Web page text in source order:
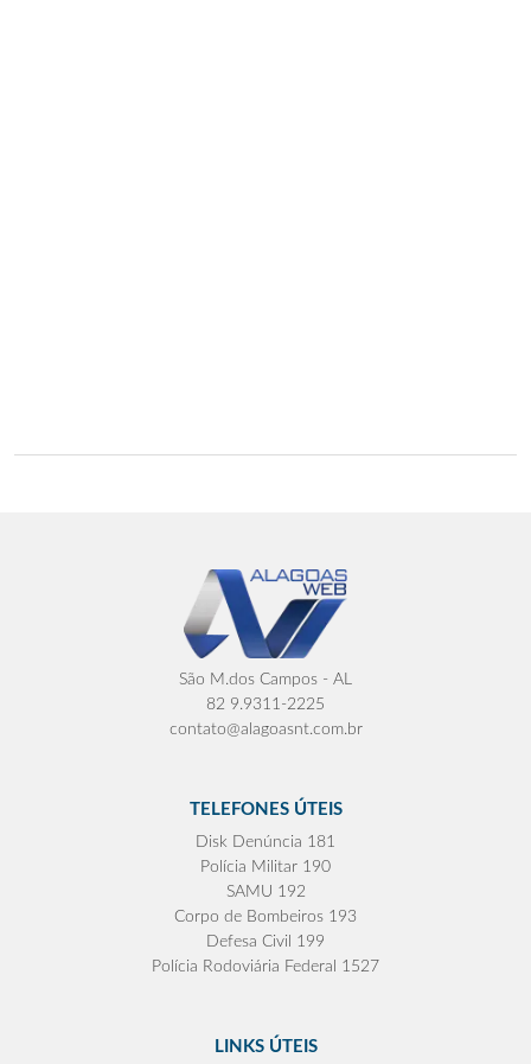
São M.dos Campos - AL
82 9.9311-2225
contato@alagoasnt.com.br
TELEFONES ÚTEIS
Disk Denúncia 181
Polícia Militar 190
SAMU 192
Corpo de Bombeiros 193
Defesa Civil 199
Polícia Rodoviária Federal 1527
LINKS ÚTEIS